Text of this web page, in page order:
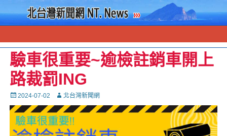
驗車很重要~逾檢註銷車開上
路裁罰ING
Posted
on
2024-07-02 Autor北台灣新聞網